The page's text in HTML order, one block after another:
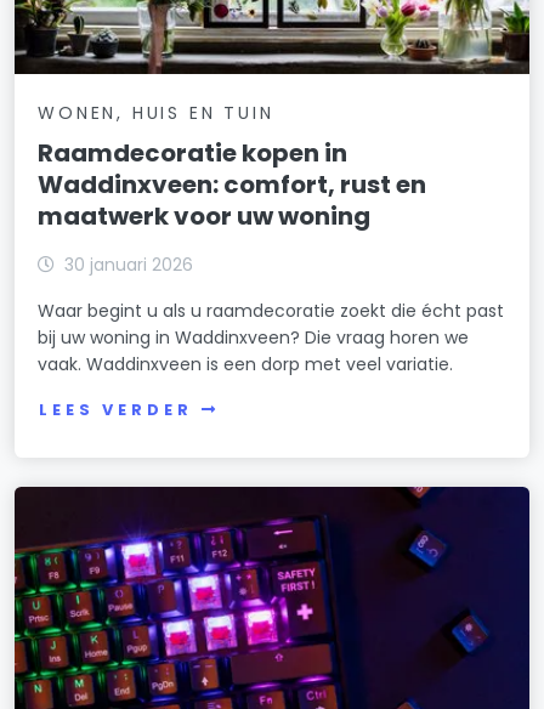
WONEN, HUIS EN TUIN
Raamdecoratie kopen in
Waddinxveen: comfort, rust en
maatwerk voor uw woning
30 januari 2026
Waar begint u als u raamdecoratie zoekt die écht past
bij uw woning in Waddinxveen? Die vraag horen we
vaak. Waddinxveen is een dorp met veel variatie.
LEES VERDER